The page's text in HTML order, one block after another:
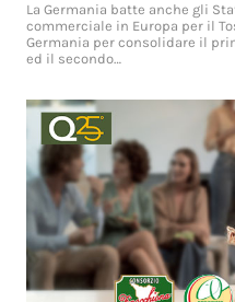
La Germania batte anche gli
commerciale in Europa per il
Germania per consolidare il
ed il secondo…